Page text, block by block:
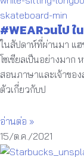
#WEARวนไป
ในสัปดาห์ที่ผ่านมา แฮ
โซเชียลเป็นอย่างมา
สอนภาษาและเจ้าขอ
ตัวเกี่ยวกับป
อ่านต่อ »
15/ต.ค./2021